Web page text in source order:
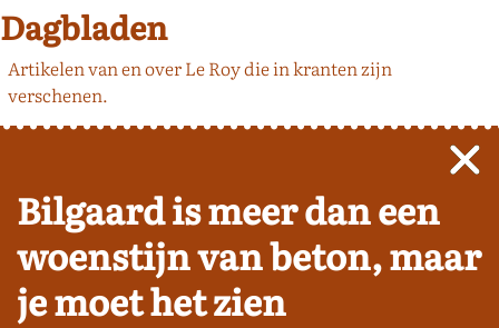
Dagbladen
Artikelen van en over Le Roy die in kranten zijn
verschenen.
Bilgaard is meer dan een
woenstijn van beton, maar
je moet het zien